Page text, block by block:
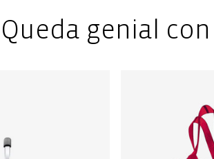
Queda genial con